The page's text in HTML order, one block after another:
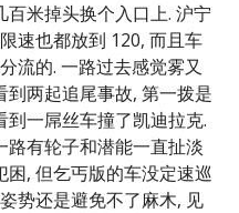
米掉头换个入口上. 沪宁
速也都放到 120, 而且车
流的. 一路过去感觉雾又
两起追尾事故, 第一拨是
到一屌丝车撞了凯迪拉克.
路有轮子和潜能一直扯淡
, 但乞丐版的车没定速巡
势还是避免不了麻木, 见